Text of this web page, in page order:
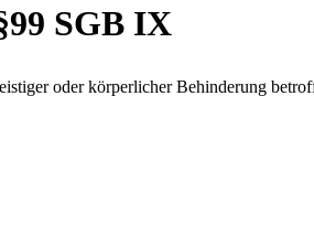
SGB IX
oder körperlicher Behinderung